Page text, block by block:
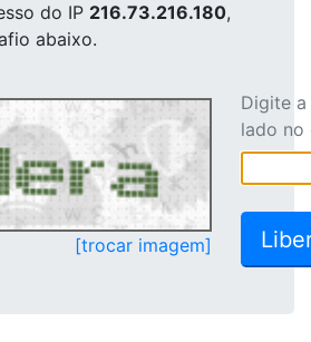
do IP 216.73.216.180,
abaixo.
[trocar imagem]
Digite
lado no